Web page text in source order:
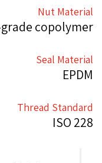
Nut Material
copolymer.
Seal Material
EPDM
Thread Standard
ISO 228